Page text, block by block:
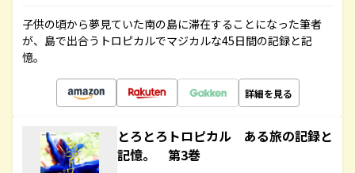
子供の頃から夢見ていた南の島に滞在することになった筆者
が、島で出合うトロピカルでマジカルな45日間の記録と記
憶。
詳細を見る
とろとろトロピカル ある旅の記録と
記憶。 第3巻